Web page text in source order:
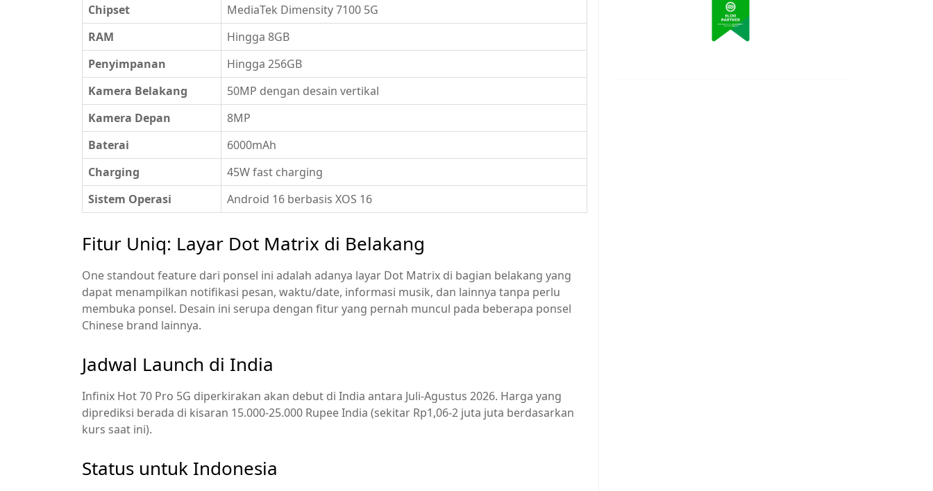
Chipset
MediaTek Dimensity 7100 5G
RAM
Hingga 8GB
Penyimpanan
Hingga 256GB
Kamera Belakang
50MP dengan desain vertikal
Kamera Depan
8MP
Baterai
6000mAh
Charging
45W fast charging
Sistem Operasi
Android 16 berbasis XOS 16
Fitur Uniq: Layar Dot Matrix di Belakang
One standout feature dari ponsel ini adalah adanya layar Dot Matrix di bagian belakang yang
dapat menampilkan notifikasi pesan, waktu/date, informasi musik, dan lainnya tanpa perlu
membuka ponsel. Desain ini serupa dengan fitur yang pernah muncul pada beberapa ponsel
Chinese brand lainnya.
Jadwal Launch di India
Infinix Hot 70 Pro 5G diperkirakan akan debut di India antara Juli-Agustus 2026. Harga yang
diprediksi berada di kisaran 15.000-25.000 Rupee India (sekitar Rp1,06-2 juta juta berdasarkan
kurs saat ini).
Status untuk Indonesia